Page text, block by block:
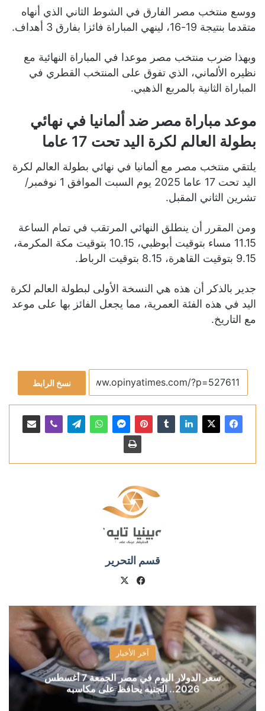
ووسع منتخب مصر الفارق في الشوط الثاني الذي أنهاه
متقدما بنتيجة 19-16، لينهي المباراة فائزا بفارق 3 أهداف.
وبهذا ضرب منتخب مصر موعدا في المباراة النهائية مع
نظيره الألماني، الذي تفوق على المنتخب القطري في
المباراة الثانية بالمربع الذهبي.
موعد مباراة مصر ضد ألمانيا في نهائي
بطولة العالم لكرة اليد تحت 17 عاما
يلتقي منتخب مصر مع ألمانيا في نهائي بطولة العالم لكرة
اليد تحت 17 عاما 2025 يوم السبت الموافق 1 نوفمبر/
تشرين الثاني المقبل.
ومن المقرر أن ينطلق النهائي المرتقب في تمام الساعة
11.15 مساء بتوقيت أبوظبي، 10.15 بتوقيت مكة المكرمة،
9.15 بتوقيت القاهرة، 8.15 بتوقيت الرباط.
جدير بالذكر أن هذه هي النسخة الأولى لبطولة العالم لكرة
اليد في هذه الفئة العمرية، مما يجعل الفائز بها على موعد
مع التاريخ.
نسخ الرابط
قسم التحرير
فيسبوك
آخر الأخبار
سعر الدولار اليوم في مصر الجمعة 7 أغسطس
2026.. الجنيه يحافظ على مكاسبه